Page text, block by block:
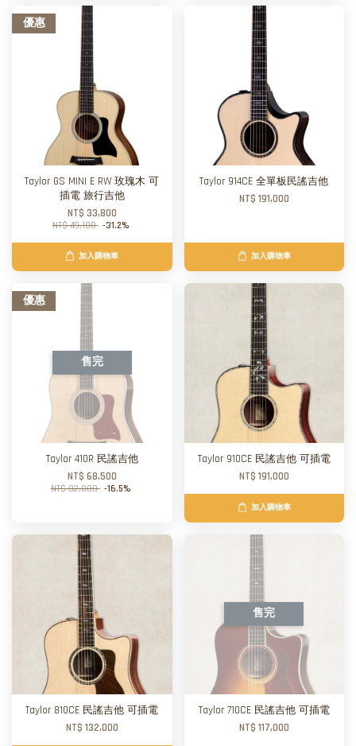
優惠
Taylor GS MINI E RW 玫瑰木 可
插電 旅行吉他
NT$ 33,800
NT$ 49,100 -31.2%
加入購物車
Taylor 914CE 全單板民謠吉他
NT$ 191,000
加入購物車
優惠
售完
Taylor 410R 民謠吉他
NT$ 68,500
NT$ 82,000 -16.5%
Taylor 910CE 民謠吉他 可插電
NT$ 191,000
加入購物車
Taylor 810CE 民謠吉他 可插電
NT$ 132,000
售完
Taylor 710CE 民謠吉他 可插電
NT$ 117,000